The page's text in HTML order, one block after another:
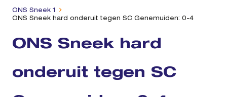
ONS Sneek 1
ONS Sneek hard onderuit tegen SC Genemuiden: 0-4
ONS Sneek hard
onderuit tegen SC